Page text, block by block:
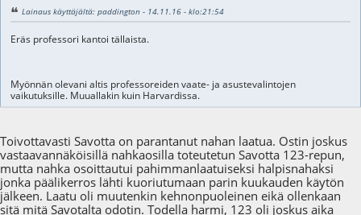
Lainaus käyttäjältä: paddington - 14.11.16 - klo:21:54
Eräs professori kantoi tällaista.
Myönnän olevani altis professoreiden vaate- ja asustevalintojen
vaikutuksille. Muuallakin kuin Harvardissa.
Toivottavasti Savotta on parantanut nahan laatua. Ostin joskus
vastaavannäköisillä nahkaosilla toteutetun Savotta 123-repun,
mutta nahka osoittautui pahimmanlaatuiseksi halpisnahaksi
jonka päälikerros lähti kuoriutumaan parin kuukauden käytön
jälkeen. Laatu oli muutenkin kehnonpuoleinen eikä ollenkaan
sitä mitä Savotalta odotin. Todella harmi, 123 oli joskus aika